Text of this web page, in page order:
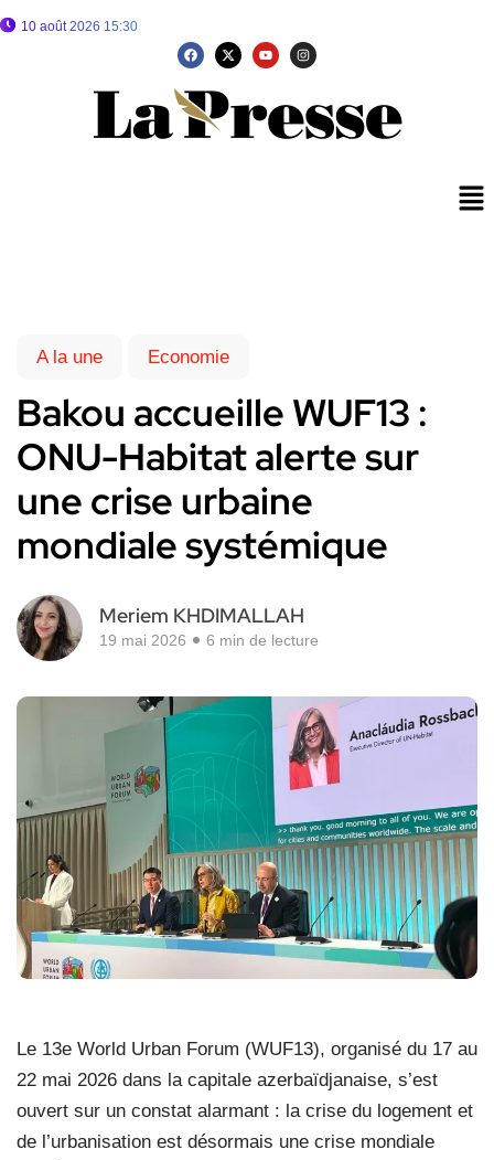
10 août 2026 15:30
A la une Economie
Bakou accueille WUF13 :
ONU-Habitat alerte sur
une crise urbaine
mondiale systémique
Meriem KHDIMALLAH
19 mai 2026 6 min de lecture
Le 13e World Urban Forum (WUF13), organisé du 17 au
22 mai 2026 dans la capitale azerbaïdjanaise, s’est
ouvert sur un constat alarmant : la crise du logement et
de l’urbanisation est désormais une crise mondiale